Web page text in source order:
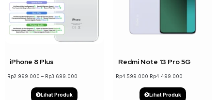
iPhone 8 Plus
Rp2.999.000 – Rp3.699.000
Lihat Produk
Redmi Note 13 Pro 5G
Rp4.599.000 Rp4.499.000
Lihat Produk